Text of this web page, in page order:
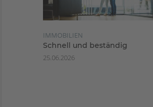
IMMOBILIEN
Schnell und beständig
25.06.2026